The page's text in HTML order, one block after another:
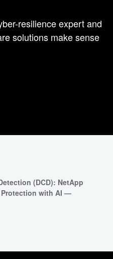
resilience expert and
solutions make sense
(DCD): NetApp
Protection with AI —